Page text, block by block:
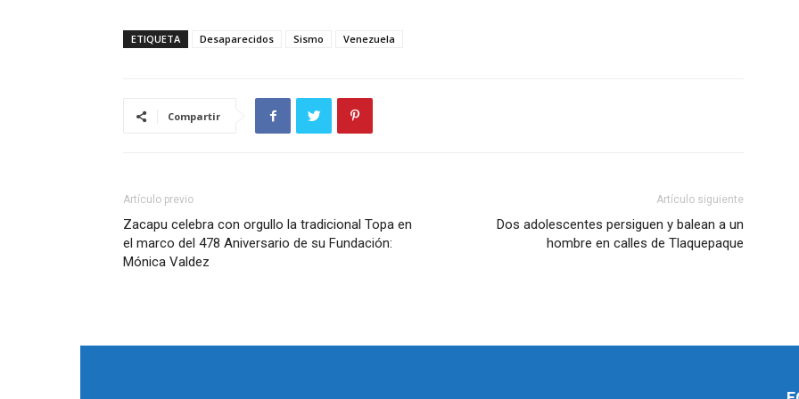
ETIQUETA Desaparecidos Sismo Venezuela
Compartir
Artículo previo
Zacapu celebra con orgullo la tradicional Topa en
el marco del 478 Aniversario de su Fundación:
Mónica Valdez
Artículo siguiente
Dos adolescentes persiguen y balean a un
hombre en calles de Tlaquepaque